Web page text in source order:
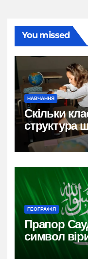
You missed
НАВЧАННЯ
Скільки
структура
ГЕОГРАФІЯ
Прапор
символ